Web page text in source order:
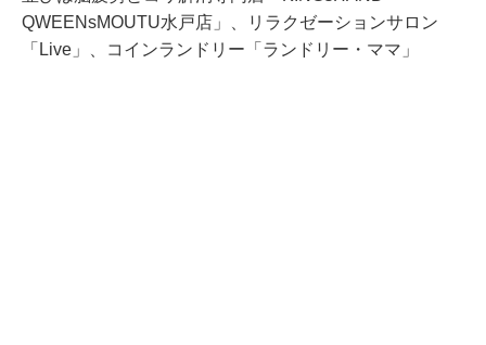
QWEENsMOUTU水戸店」、リラクゼーションサロン
「Live」、コインランドリー「ランドリー・ママ」